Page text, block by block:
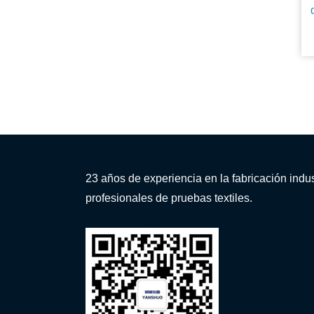
23 años de experiencia en la fabricación
profesionales de pruebas textiles.